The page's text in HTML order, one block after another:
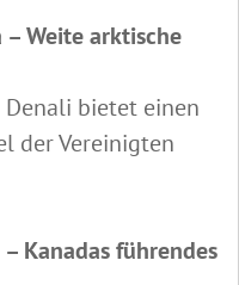
Weite arktische
bietet einen
der Vereinigten
Kanadas führendes